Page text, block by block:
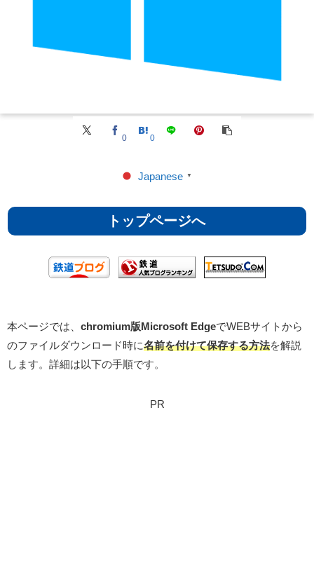
0 0
Japanese ▼
トップページへ
本ページでは、 chromium版Microsoft EdgeでWEBサイトから
のファイルダウンロード時に名前を付けて保存する方法を解説
します。詳細は以下の手順です。
PR